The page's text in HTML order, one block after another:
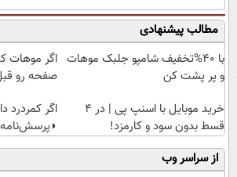
مطالب پیشنهادی
با 40%تخفیف شامپو جلبک موهات
و پر پشت کن
اگر موهات
صفحه رو
خرید موبایل با اسنپ پی | در ۴
قسط بدون سود و کارمزد!
اگر کمردرد
از سراسر وب